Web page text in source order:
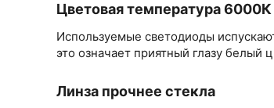
Цветовая температура 6000К
Используемые светодиоды
это означает приятный глазу белый
Линза прочнее стекла